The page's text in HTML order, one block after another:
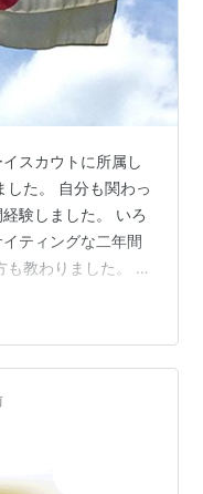
スカウトに所属し
した。 自分も関わっ
験しました。 いろ
ティングな二年間
教わりました。 国
させてはいけない
角形のタイプがあり
角形の畳み方は軍
レモニーがあっ
隊長と二本指で握